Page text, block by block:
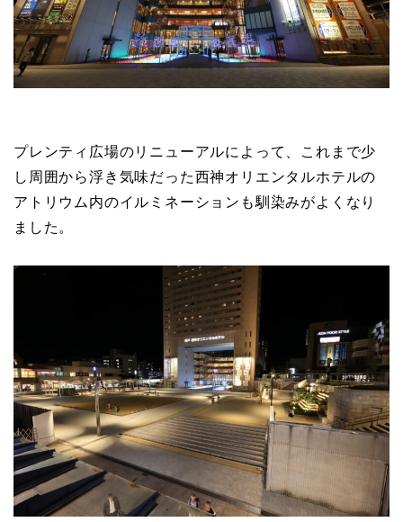
プレンティ広場のリニューアルによって、これまで少
し周囲から浮き気味だった西神オリエンタルホテルの
アトリウム内のイルミネーションも馴染みがよくなり
ました。